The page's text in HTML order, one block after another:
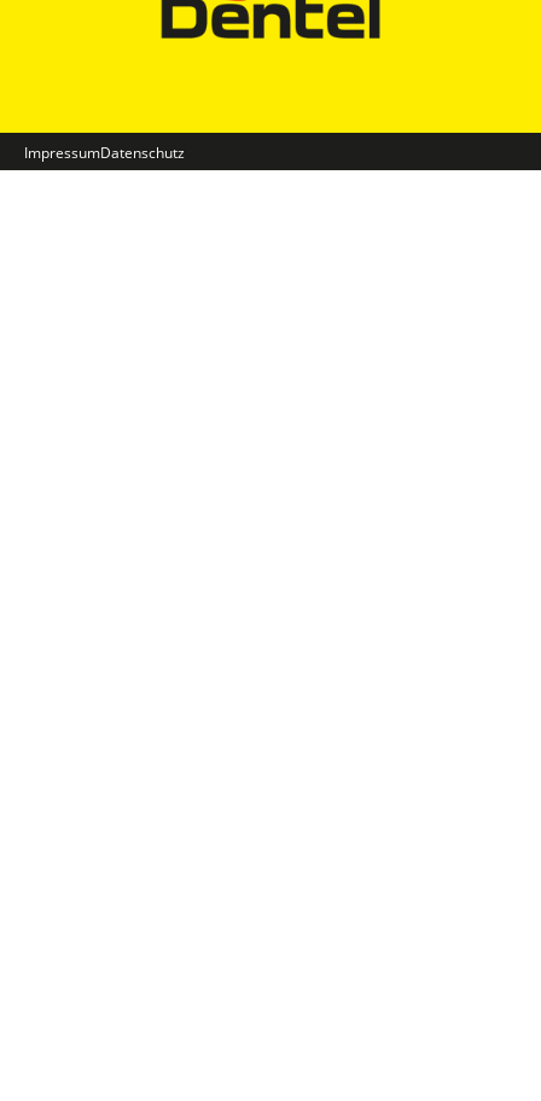
ImpressumDatenschutz